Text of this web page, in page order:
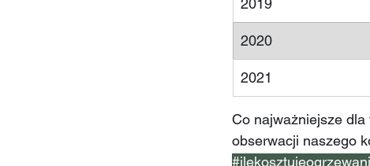
2019
2020
2021
Co najważniejsze
obserwacji naszego